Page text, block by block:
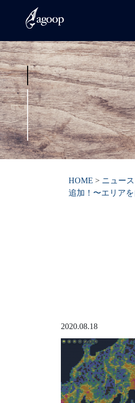
HOME > ニュース
追加！〜エリア
2020.08.18